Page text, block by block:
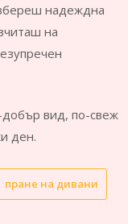
надеждна
на
вид, по-свеж
ден.
пране на дивани